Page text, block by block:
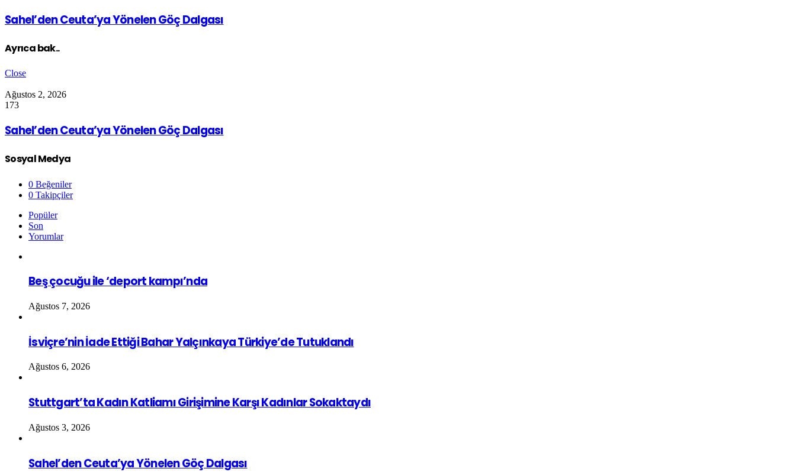
Sahel’den Ceuta’ya Yönelen Göç Dalgası
Ayrıca bak..
Close
Ağustos 2, 2026
173
Sahel’den Ceuta’ya Yönelen Göç Dalgası
Sosyal Medya
0 Beğeniler
0 Takipçiler
Popüler
Son
Yorumlar
Beş çocuğu ile ‘deport kampı’nda
Ağustos 7, 2026
İsviçre’nin İade Ettiği Bahar Yalçınkaya Türkiye’de Tutuklandı
Ağustos 6, 2026
Stuttgart’ta Kadın Katliamı Girişimine Karşı Kadınlar Sokaktaydı
Ağustos 3, 2026
Sahel’den Ceuta’ya Yönelen Göç Dalgası